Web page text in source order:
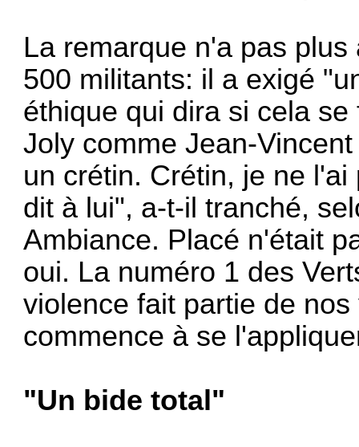
La remarque n'a pas
500 militants: il a exigé
éthique qui dira si cela
Joly comme Jean-
un crétin. Crétin, je ne
dit à lui", a-t-il tranché,
Ambiance. Placé n'était
oui. La numéro 1 des
violence fait partie de
commence à se
"Un bide total"